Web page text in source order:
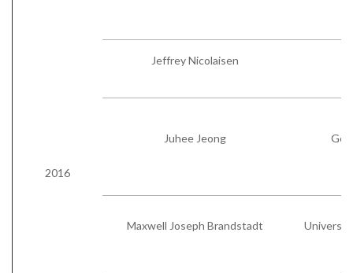
2016
Jeffrey Nicolaisen
Juhee Jeong
Maxwell Joseph Brandstadt